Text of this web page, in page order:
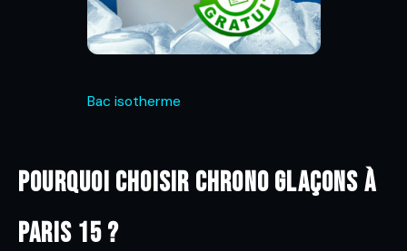
Bac isotherme
Pourquoi choisir Chrono Glaçons à
Paris 15 ?